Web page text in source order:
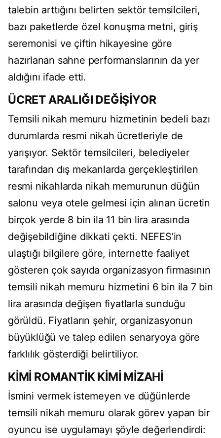
talebin arttığını belirten sektör temsilcileri,
bazı paketlerde özel konuşma metni, giriş
seremonisi ve çiftin hikayesine göre
hazırlanan sahne performanslarının da yer
aldığını ifade etti.
ÜCRET ARALIĞI DEĞİŞİYOR
Temsili nikah memuru hizmetinin bedeli bazı
durumlarda resmi nikah ücretleriyle de
yarışıyor. Sektör temsilcileri, belediyeler
tarafından dış mekanlarda gerçekleştirilen
resmi nikahlarda nikah memurunun düğün
salonu veya otele gelmesi için alınan ücretin
birçok yerde 8 bin ila 11 bin lira arasında
değişebildiğine dikkati çekti. NEFES’in
ulaştığı bilgilere göre, internette faaliyet
gösteren çok sayıda organizasyon firmasının
temsili nikah memuru hizmetini 6 bin ila 7 bin
lira arasında değişen fiyatlarla sunduğu
görüldü. Fiyatların şehir, organizasyonun
büyüklüğü ve talep edilen senaryoya göre
farklılık gösterdiği belirtiliyor.
KİMİ ROMANTİK KİMİ MİZAHİ
İsmini vermek istemeyen ve düğünlerde
temsili nikah memuru olarak görev yapan bir
oyuncu ise uygulamayı şöyle değerlendirdi: